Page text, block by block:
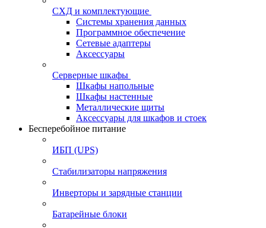
СХД и комплектующие
Системы хранения данных
Программное обеспечение
Сетевые адаптеры
Аксессуары
Серверные шкафы
Шкафы напольные
Шкафы настенные
Металлические щиты
Аксессуары для шкафов и стоек
Бесперебойное питание
ИБП (UPS)
Стабилизаторы напряжения
Инверторы и зарядные станции
Батарейные блоки